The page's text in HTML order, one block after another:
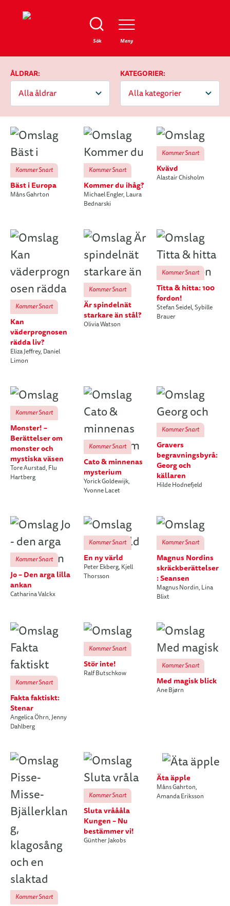
Sök
Stäng Meny
ÅLDRAR: KATEGORIER:
Kommer Snart
Bäst i Europa
Måns Gahrton
Kommer Snart
Kommer du ihåg?
Michael Engler, Laura
Bednarski
Kommer Snart
Kvävd
Alastair Chisholm
Kommer Snart
Kan
väderprognosen
rädda liv?
Eliza Jeffrey, Daniel
Limon
Kommer Snart
Är spindelnät
starkare än stål?
Olivia Watson
Kommer Snart
Titta & hitta: 100
fordon!
Stefan Seidel,Sybille
Brauer
Kommer Snart
Monster! –
Berättelser om
monster och
mystiska väsen
Tore Aurstad, Flu
Hartberg
Kommer Snart
Cato & minnenas
mysterium
Yorick Goldewijk,
Yvonne Lacet
Kommer Snart
Gravers
begravningsbyrå:
Georg och
källaren
Hilde Hodnefjeld
Kommer Snart
Jo – Den arga lilla
ankan
Catharina Valckx
Kommer Snart
En ny värld
Peter Ekberg, Kjell
Thorsson
Kommer Snart
Magnus Nordins
skräckberättelser
: Seansen
Magnus Nordin, Lina
Blixt
Kommer Snart
Fakta faktiskt:
Stenar
Angelica Öhrn,Jenny
Dahlberg
Kommer Snart
Stör inte!
Ralf Butschkow
Kommer Snart
Med magisk blick
Ane Bjørn
Kommer Snart
Kommer Snart
Sluta vråååla
Kungen – Nu
bestämmer vi!
Günther Jakobs
Äta äpple
Måns Gahrton,
Amanda Eriksson